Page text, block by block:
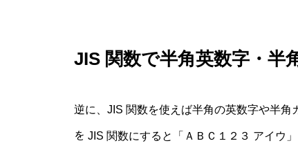
JIS 関数で半角英数字・
逆に、JIS 関数を使えば半角の英数字や半角
を JIS 関数にすると「ＡＢＣ１２３ アイウ